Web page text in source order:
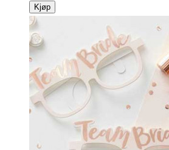
Girlander Hjerte
Søt hjertegirlander i brunt kraftpapir.
info